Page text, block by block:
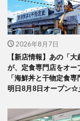
2026年8月7日
【新店情報】あの「大
が、定食専門店をオー
「海鮮丼と干物定食専
明日8月8日オープン☆